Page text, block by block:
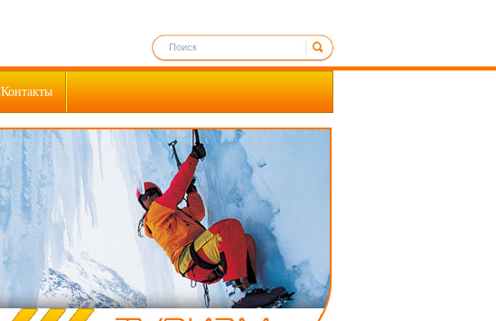
Контакты